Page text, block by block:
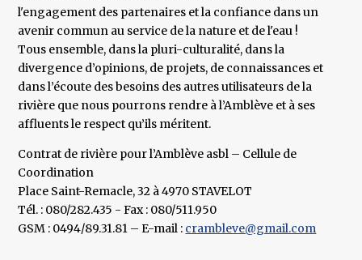
l'engagement des partenaires et la confiance dans un
avenir commun au service de la nature et de l'eau !
Tous ensemble, dans la pluri-culturalité, dans la
divergence d’opinions, de projets, de connaissances et
dans l’écoute des besoins des autres utilisateurs de la
rivière que nous pourrons rendre à l’Amblève et à ses
affluents le respect qu’ils méritent.
Contrat de rivière pour l’Amblève asbl – Cellule de
Coordination
Place Saint-Remacle, 32 à 4970 STAVELOT
Tél. : 080/282.435 - Fax : 080/511.950
GSM : 0494/89.31.81 – E-mail : crambleve@gmail.com